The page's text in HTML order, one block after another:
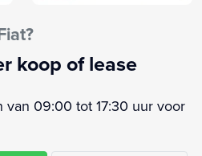
koop of lease
van 09:00 tot 17:30 uur voor